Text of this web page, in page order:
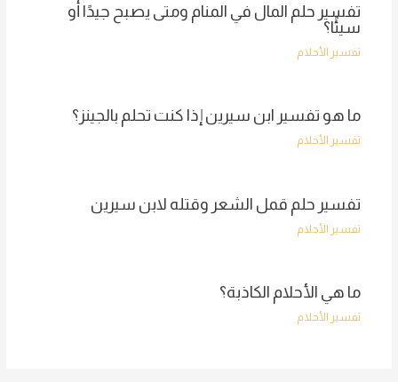
تفسير حلم المال في المنام ومتى يصبح جيدًا أو
سيئًا؟
تفسير الأحلام
ما هو تفسير ابن سيرين إذا كنت تحلم بالجينز؟
تفسير الأحلام
تفسير حلم قمل الشعر وقتله لابن سيرين
تفسير الأحلام
ما هي الأحلام الكاذبة؟
تفسير الأحلام